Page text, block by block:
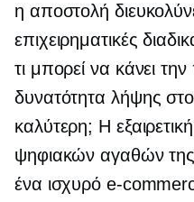
η αποστολή
επιχειρηματικές
τι μπορεί να κάνει
δυνατότητα λήψης
καλύτερη; Η
ψηφιακών αγαθών
ένα ισχυρό e-